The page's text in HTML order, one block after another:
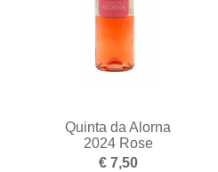
Quinta da Alorna
2024 Rose
€ 7,50